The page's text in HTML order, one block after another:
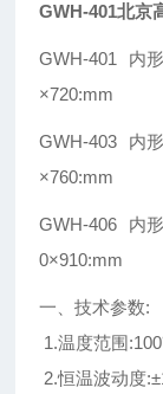
GWH-401北京
GWH-401 内
×720:mm
GWH-403 内
×760:mm
GWH-406 内
0×910:mm
一、技术参数:
1.温度范围
2.恒温波动度